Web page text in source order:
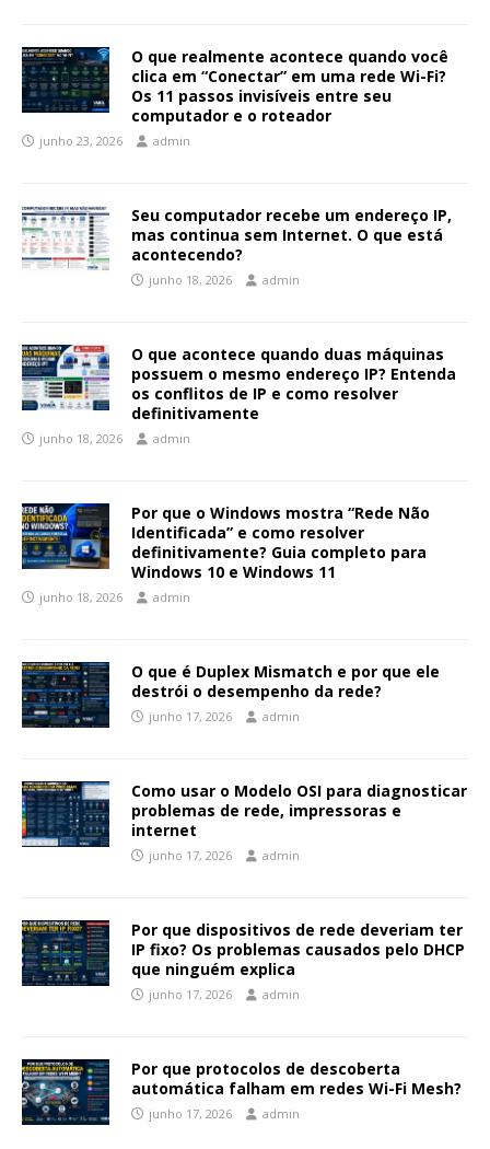
O que realmente acontece quando você
clica em “Conectar” em uma rede Wi-Fi?
Os 11 passos invisíveis entre seu
computador e o roteador
junho 23, 2026 admin
Seu computador recebe um endereço IP,
mas continua sem Internet. O que está
acontecendo?
junho 18, 2026 admin
O que acontece quando duas máquinas
possuem o mesmo endereço IP? Entenda
os conflitos de IP e como resolver
definitivamente
junho 18, 2026 admin
Por que o Windows mostra “Rede Não
Identificada” e como resolver
definitivamente? Guia completo para
Windows 10 e Windows 11
junho 18, 2026 admin
O que é Duplex Mismatch e por que ele
destrói o desempenho da rede?
junho 17, 2026 admin
Como usar o Modelo OSI para diagnosticar
problemas de rede, impressoras e
internet
junho 17, 2026 admin
Por que dispositivos de rede deveriam ter
IP fixo? Os problemas causados pelo DHCP
que ninguém explica
junho 17, 2026 admin
Por que protocolos de descoberta
automática falham em redes Wi-Fi Mesh?
junho 17, 2026 admin